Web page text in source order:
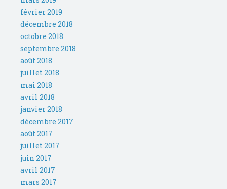
février 2019
décembre 2018
octobre 2018
septembre 2018
août 2018
juillet 2018
mai 2018
avril 2018
janvier 2018
décembre 2017
août 2017
juillet 2017
juin 2017
avril 2017
mars 2017